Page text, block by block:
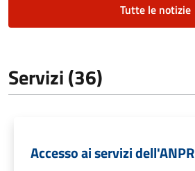
Tutte le notizie
Servizi (36)
Accesso ai servizi dell'ANPR